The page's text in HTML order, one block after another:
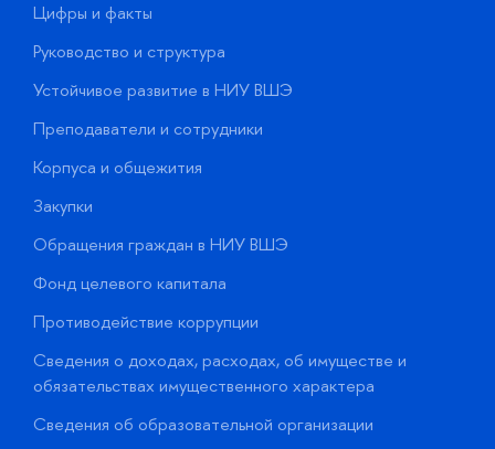
Цифры и факты
Руководство и структура
Устойчивое развитие в НИУ ВШЭ
Преподаватели и сотрудники
Корпуса и общежития
Закупки
Обращения граждан в НИУ ВШЭ
Фонд целевого капитала
Противодействие коррупции
Сведения о доходах, расходах, об имуществе и
обязательствах имущественного характера
Сведения об образовательной организации